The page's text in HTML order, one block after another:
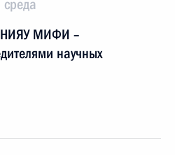
НИЯУ МИФИ –
научных